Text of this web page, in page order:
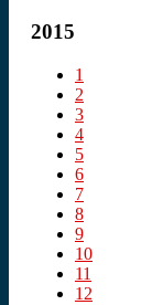
2015
1
2
3
4
5
6
7
8
9
10
11
12